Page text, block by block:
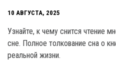
10 АВГУСТА, 2025
Узнайте, к чему снится чтение
сне. Полное толкование сна о
реальной жизни.